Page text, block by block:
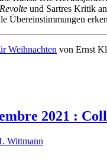
und Sartres Kritik
Übereinstimmungen
Weihnachten von Ernst
2021 :
Wittmann